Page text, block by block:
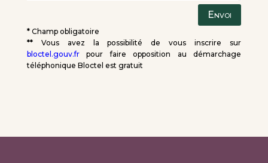
Envoi
*Champ obligatoire
**Vous avez la possibilité de vous inscrire sur
bloctel.gouv.frpour faire opposition au démarchage
téléphonique Bloctel est gratuit